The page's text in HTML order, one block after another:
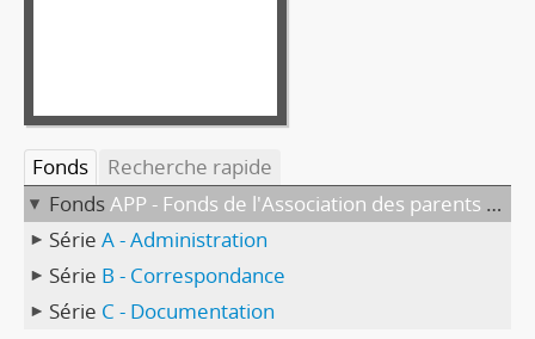
Fonds
Recherche rapide
FondsAPP - Fonds de l'Association des parents portugais
Série A - Administration
Série B - Correspondance
Série C - Documentation